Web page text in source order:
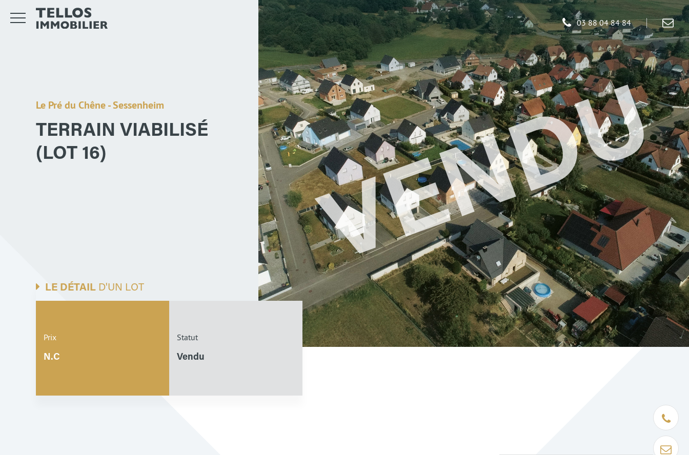
03 88 04 84 84
Être
Contact
Le Pré du Chêne - Sessenheim
TERRAIN VIABILISÉ
(LOT 16)
LE DÉTAIL D'UN LOT
Prix
N.C
Statut
Vendu